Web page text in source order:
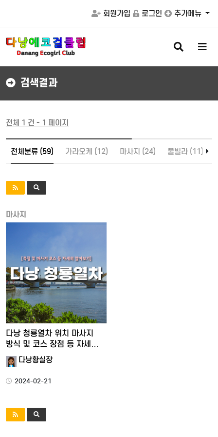
회원가입 로그인 추가메뉴
검
색
버
메
버
검색결과
전체 1 건 - 1 페이지
전체분류 (59) 가라오케 (12) 마사지 (24) 풀빌라 (11)
마사지
다낭 청룡열차 위치 마사지
방식 및 코스 장점 등 자세…
다낭황실장
2024-02-21